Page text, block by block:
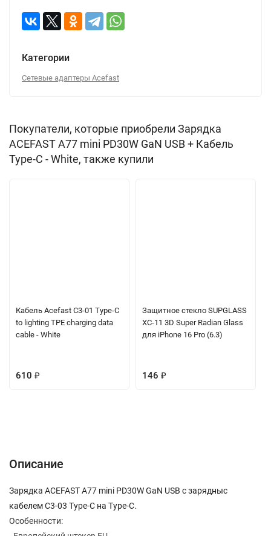
Категории
Сетевые адаптеры Acefast
Покупатели, которые приобрели Зарядка
ACEFAST A77 mini PD30W GaN USB + Кабель
Type-C - White, также купили
Кабель Acefast C3-01 Type-С
to lighting TPE charging data
cable - White
610 ₽
Защитное стекло SUPGLASS
XC-11 3D Super Radian Glass
для iPhone 16 Pro (6.3)
146 ₽
Описание
Зарядка ACEFAST A77 mini PD30W GaN USB c зарядныс
кабелем C3-03 Type-C на Type-C.
Особенности: